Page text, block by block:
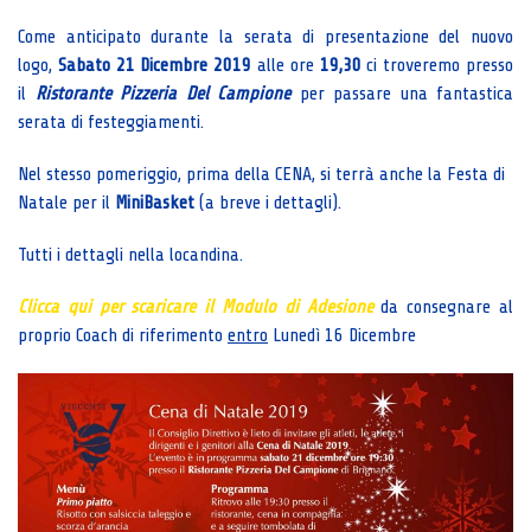
Come anticipato durante la serata di presentazione del nuovo
logo, Sabato 21 Dicembre 2019 alle ore 19,30 ci troveremo presso
il Ristorante Pizzeria Del Campioneper passare una fantastica
serata di festeggiamenti.
Nel stesso pomeriggio, prima della CENA, si terrà anche la Festa di
Natale per il MiniBasket (a breve i dettagli).
Tutti i dettagli nella locandina.
Clicca qui per scaricare il Modulo di Adesione da consegnare al
proprio Coach di riferimento entro Lunedì 16 Dicembre